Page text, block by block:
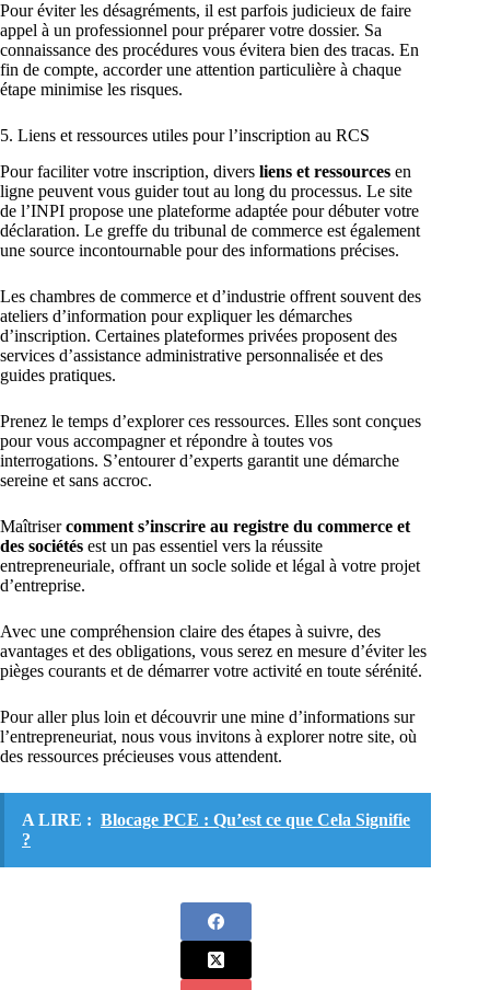
Pour éviter les désagréments, il est parfois judicieux de faire
appel à un professionnel pour préparer votre dossier. Sa
connaissance des procédures vous évitera bien des tracas. En
fin de compte, accorder une attention particulière à chaque
étape minimise les risques.
5. Liens et ressources utiles pour l’inscription au RCS
Pour faciliter votre inscription, divers liens et ressources en
ligne peuvent vous guider tout au long du processus. Le site
de l’INPI propose une plateforme adaptée pour débuter votre
déclaration. Le greffe du tribunal de commerce est également
une source incontournable pour des informations précises.
Les chambres de commerce et d’industrie offrent souvent des
ateliers d’information pour expliquer les démarches
d’inscription. Certaines plateformes privées proposent des
services d’assistance administrative personnalisée et des
guides pratiques.
Prenez le temps d’explorer ces ressources. Elles sont conçues
pour vous accompagner et répondre à toutes vos
interrogations. S’entourer d’experts garantit une démarche
sereine et sans accroc.
Maîtrisercomment s’inscrire au registre du commerce et
des sociétés est un pas essentiel vers la réussite
entrepreneuriale, offrant un socle solide et légal à votre projet
d’entreprise.
Avec une compréhension claire des étapes à suivre, des
avantages et des obligations, vous serez en mesure d’éviter les
pièges courants et de démarrer votre activité en toute sérénité.
Pour aller plus loin et découvrir une mine d’informations sur
l’entrepreneuriat, nous vous invitons à explorer notre site, où
des ressources précieuses vous attendent.
A LIRE : Blocage PCE : Qu’est ce que Cela Signifie
?